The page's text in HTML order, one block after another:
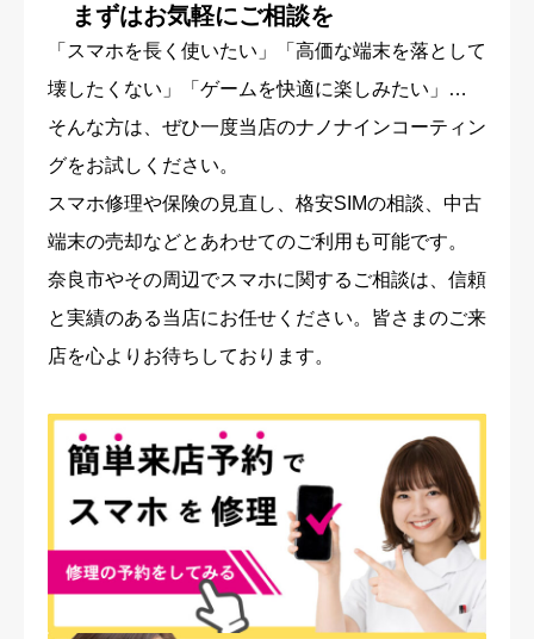
まずはお気軽にご相談を
「スマホを長く使いたい」「高価な端末を落として
壊したくない」「ゲームを快適に楽しみたい」…
そんな方は、ぜひ一度当店のナノナインコーティン
グをお試しください。
スマホ修理や保険の見直し、格安SIMの相談、中古
端末の売却などとあわせてのご利用も可能です。
奈良市やその周辺でスマホに関するご相談は、信頼
と実績のある当店にお任せください。皆さまのご来
店を心よりお待ちしております。